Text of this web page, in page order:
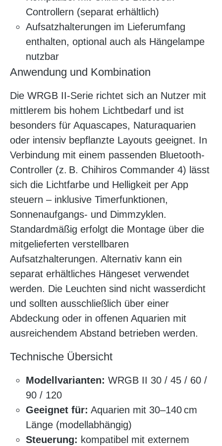
Controllern (separat erhältlich)
Aufsatzhalterungen im Lieferumfang
enthalten, optional auch als Hängelampe
nutzbar
Anwendung und Kombination
Die WRGB II-Serie richtet sich an Nutzer mit
mittlerem bis hohem Lichtbedarf und ist
besonders für Aquascapes, Naturaquarien
oder intensiv bepflanzte Layouts geeignet. In
Verbindung mit einem passenden Bluetooth-
Controller (z. B. Chihiros Commander 4) lässt
sich die Lichtfarbe und Helligkeit per App
steuern – inklusive Timerfunktionen,
Sonnenaufgangs- und Dimmzyklen.
Standardmäßig erfolgt die Montage über die
mitgelieferten verstellbaren
Aufsatzhalterungen. Alternativ kann ein
separat erhältliches Hängeset verwendet
werden. Die Leuchten sind nicht wasserdicht
und sollten ausschließlich über einer
Abdeckung oder in offenen Aquarien mit
ausreichendem Abstand betrieben werden.
Technische Übersicht
Modellvarianten: WRGB II 30 / 45 / 60 /
90 / 120
Geeignet für: Aquarien mit 30–140 cm
Länge (modellabhängig)
Steuerung: kompatibel mit externem